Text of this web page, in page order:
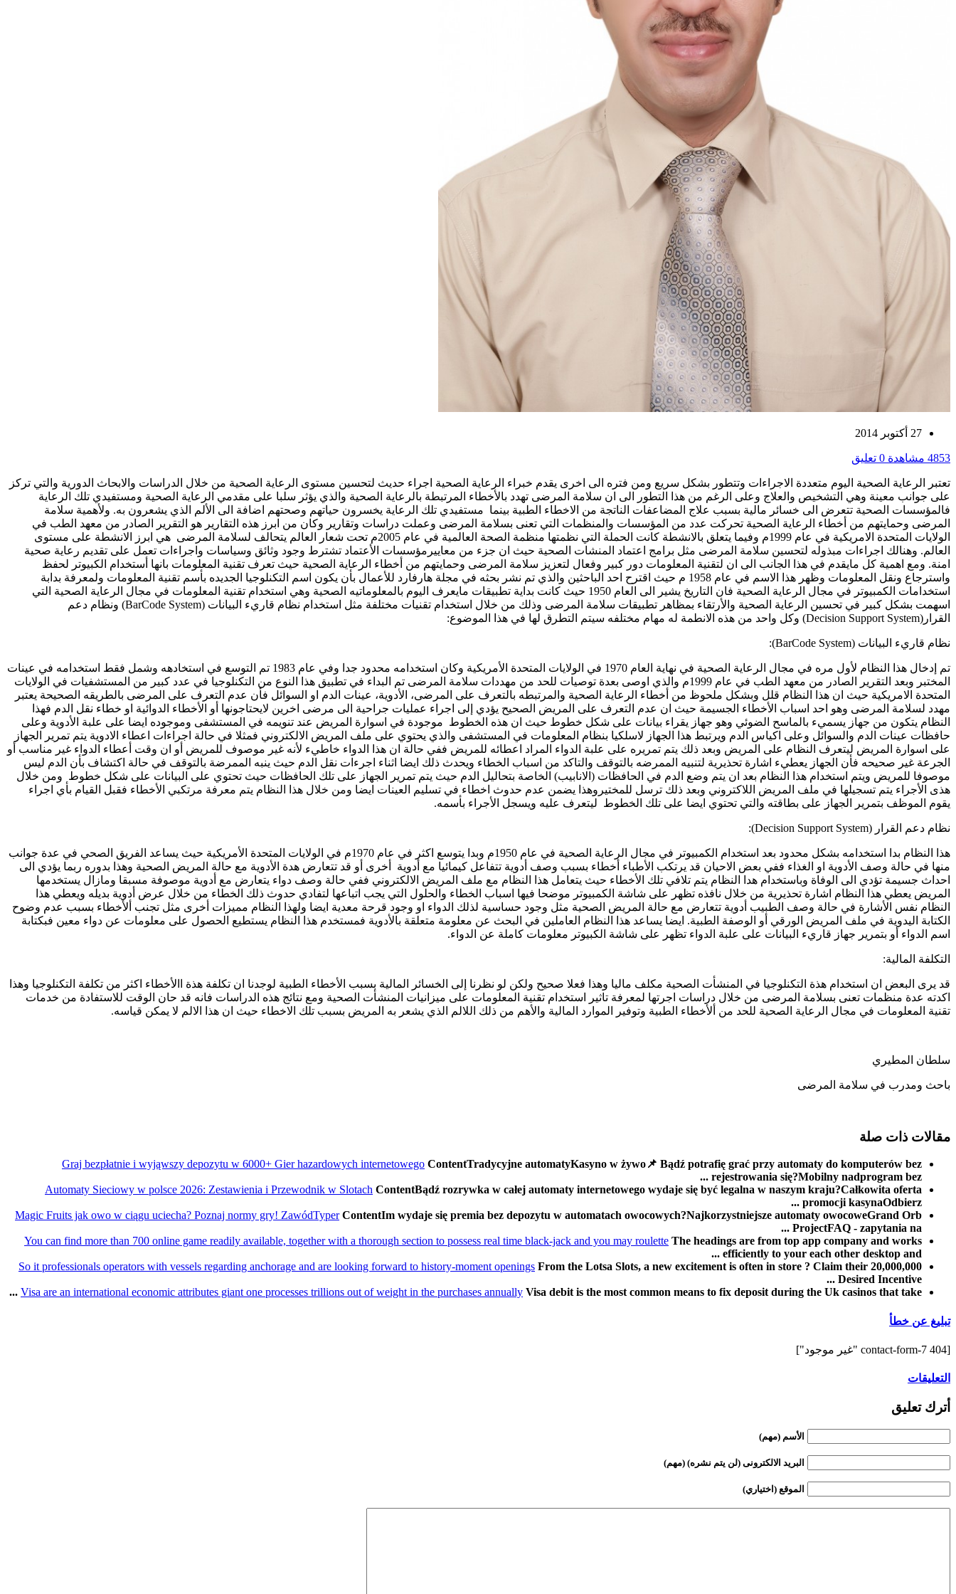
27 أكتوبر 2014
4853 مشاهدة 0 تعليق
تعتبر الرعاية الصحية اليوم متعددة الاجراءات وتتطور بشكل سريع ومن فتره الى اخرى يقدم خبراء الرعاية الصحية اجراء حديث لتحسين مستوى الرعاية الصحية من خلال الدراسات والابحاث الدورية والتي تركز
على جوانب معينة وهي التشخيص والعلاج وعلى الرغم من هذا التطور الى ان سلامة المرضى تهدد بالأخطاء المرتبطة بالرعاية الصحية والذي يؤثر سلبا على مقدمي الرعاية الصحية ومستفيدي تلك الرعاية
فالمؤسسات الصحية تتعرض الى خسائر مالية بسبب علاج المضاعفات الناتجة من الاخطاء الطبية بينما مستفيدي تلك الرعاية يخسرون حياتهم وصحتهم اضافة الى الألم الذي يشعرون به. ولأهمية سلامة
المرضى وحمايتهم من أخطاء الرعاية الصحية تحركت عدد من المؤسسات والمنظمات التي تعنى بسلامة المرضى وعملت دراسات وتقارير وكان من ابرز هذه التقارير هو التقرير الصادر من معهد الطب في
الولايات المتحدة الامريكية في عام 1999م وفيما يتعلق بالانشطة كانت الحملة التي نظمتها منظمة الصحة العالمية في عام 2005م تحت شعار العالم يتحالف لسلامة المرضى هي ابرز الانشطة على مستوى
العالم. وهنالك اجراءات مبذوله لتحسين سلامة المرضى مثل برامج اعتماد المنشات الصحية حيث ان جزء من معاييرمؤسسات الأعتماد تشترط وجود وثائق وسياسات واجراءات تعمل على تقديم رعاية صحية
امنة. ومع اهمية كل مايقدم في هذا الجانب الى ان لتقنية المعلومات دور كبير وفعال لتعزيز سلامة المرضى وحمايتهم من أخطاء الرعاية الصحية حيث تعرف تقنية المعلومات بانها أستخدام الكبيوتر لحفظ
واسترجاع ونقل المعلومات وظهر هذا الاسم في عام 1958 م حيث اقترح احد الباحثين والذي تم نشر بحثه في مجلة هارفارد للأعمال بأن يكون اسم التكنلوجيا الجديده بأسم تقنية المعلومات ولمعرفة بدابة
استخدامات الكمبيوتر في مجال الرعاية الصحية فان التاريخ يشير الى العام 1950 حيث كانت بداية تطبيقات مايعرف اليوم بالمعلوماتيه الصحية وهي استخدام تقنية المعلومات في مجال الرعاية الصحية التي
اسهمت بشكل كبير في تحسين الرعاية الصحية والأرتقاء بمظاهر تطبيقات سلامة المرضى وذلك من خلال استخدام تقنيات مختلفة مثل استخدام نظام قاريء البيانات (BarCode System) ونظام دعم
القرار(Decision Support System) وكل واحد من هذه الانطمة له مهام مختلفه سيتم التطرق لها في هذا الموضوع:
نظام قاريء البيانات (BarCode System):
تم إدخال هذا النظام لأول مره في مجال الرعاية الصحية في نهاية العام 1970 في الولايات المتحدة الأمريكية وكان استخدامه محدود جدا وفي عام 1983 تم التوسع في استخادهه وشمل فقط استخدامه في عينات
المختبر وبعد التقرير الصادر من معهد الطب في عام 1999م والذي اوصى بعدة توصيات للحد من مهددات سلامة المرضى تم البداء في تطبيق هذا النوع من التكنلوجيا في عدد كبير من المستشفيات في الولايات
المتحدة الامريكية حيث ان هذا النظام قلل وبشكل ملحوظ من أخطاء الرعاية الصحية والمرتبطه بالتعرف على المرضى، الأدوية، عينات الدم او السوائل فأن عدم التعرف على المرضى بالطريقه الصحيحة يعتبر
مهدد لسلامة المرضى وهو احد اسباب الأخطاء الجسيمة حيث ان عدم التعرف على المريض الصحيح يؤدي إلى اجراء عمليات جراحية الى مرضى اخرين لايحتاجونها أو الأخطاء الدوائية او خطاء نقل الدم فهذا
النظام يتكون من جهاز يسميء بالماسح الضوئي وهو جهاز يقراء بيانات على شكل خطوط حيث ان هذه الخطوط موجودة في اسوارة المريض عند تنويمه في المستشفى وموجوده ايضا على علبة الأدوية وعلى
حافظات عينات الدم والسوائل وعلى اكياس الدم ويرتبط هذا الجهاز لاسلكيا بنظام المعلومات في المستشفى والذي يحتوي على ملف المريض الالكتروني فمثلا في حالة اجراءات اعطاء الادوية يتم تمرير الجهاز
على اسوارة المريض ليتعرف النظام على المريض وبعد ذلك يتم تمريره على علبة الدواء المراد اعطائه للمريض ففي حالة ان هذا الدواء خاطيء لأنه غير موصوف للمريض أو ان وقت أعطاء الدواء غير مناسب أو
الجرعة غير صحيحه فأن الجهاز يعطيء اشارة تحذيرية لتنبيه الممرضه بالتوقف والتاكد من اسباب الخطاء ويحدث ذلك ايضا اثناء اجرءات نقل الدم حيث ينبه الممرضة بالتوقف في حالة اكتشاف بأن الدم ليس
موصوفا للمريض ويتم استخدام هذا النظام بعد ان يتم وضع الدم في الحافظات (الانابيب) الخاصة بتحاليل الدم حيث يتم تمرير الجهاز على تلك الحافظات حيث تحتوي على البيانات على شكل خطوط ومن خلال
هذى الأجراء يتم تسجيلها في ملف المريض اللاكتروني وبعد ذلك ترسل للمختيروهذا يضمن عدم حدوث اخطاء في تسليم العينات ايضا ومن خلال هذا النظام يتم معرفة مرتكبي الأخطاء فقبل القيام بأي اجراء
يقوم الموظف بتمرير الجهاز على بطاقته والتي تحتوي ايضا على تلك الخطوط ليتعرف عليه ويسجل الأجراء بأسمه.
نظام دعم القرار (Decision Support System):
هذا النظام بدا استخدامه بشكل محدود بعد استخدام الكمبيوتر في مجال الرعاية الصحية في عام 1950م وبدا يتوسع اكثر في عام 1970م في الولايات المتحدة الأمريكية حيث يساعد الفريق الصحي في عدة جوانب
منها في حالة وصف الأدوية او الغذاء ففي بعض الاحيان قد يرتكب الأطباء أخطاء بسبب وصف أدوية تتفاعل كيمائيا مع أدوية أخرى أو قد تتعارض هدة الأدوية مع حالة المريض الصحية وهذا بدوره ربما يؤدي الى
احداث جسيمة تؤدي الى الوفاة وباستخدام هدا النظام يتم تلافي تلك الأخطاء حيث يتعامل هذا النظام مع ملف المريض الالكتروني ففي حالة وصف دواء يتعارض مع أدوية موصوفة مسبقا ومازال يستخدمها
المريض يعطي هذا النظام اشارة تحذيرية من خلال نافذه تظهر على شاشة الكمبيوتر موضحا فيها اسباب الخطاء والحلول التي يجب اتباعها لتفادي حدوث ذلك الخطاء من خلال عرض أدوية بديله ويعطي هذا
النظام نفس الأشارة في حالة وصف الطبيب أدوية تتعارض مع حالة المريض الصحية مثل وجود حساسية لذلك الدواء او وجود قرحة معدية ايضا ولهذا النظام مميزات أخرى مثل تجنب ألأخطاء بسبب عدم وضوح
الكتابة اليدوية في ملف المريض الورقي أو الوصفة الطبية. ايضا يساعد هذا النظام العاملين في البحث عن معلومة متعلقة بالأدوية فمستخدم هذا النظام يستطيع الحصول على معلومات عن دواء معين فبكتابة
اسم الدواء أو بتمرير جهاز قاريء البيانات على علبة الدواء تظهر على شاشة الكبيوتر معلومات كاملة عن الدواء.
التكلفة المالية:
قد يرى البعض ان استخدام هذة التكنلوجيا في المنشأت الصحية مكلف ماليا وهذا فعلا صحيح ولكن لو نظرنا إلى الخسائر المالية بسبب الأخطاء الطبية لوجدنا ان تكلفة هذة االأخطاء اكثر من تكلفة التكنلوجيا وهذا
اكدته عدة منظمات تعنى بسلامة المرضى من خلال دراسات اجرتها لمعرفة تاثير استخدام تقنية المعلومات على ميزانيات المنشأت الصحية ومع نتائج هذه الدراسات فانه قد حان الوقت للاستفادة من خدمات
تقنية المعلومات في مجال الرعاية الصحية للحد من ألأخطاء الطبية وتوفير الموارد المالية والأهم من ذلك اللالم الذي يشعر به المريض بسبب تلك الاخطاء حيث ان هذا الالم لا يمكن قياسه.
سلطان المطيري
باحث ومدرب في سلامة المرضى
مقالات ذات صلة
Graj bezpłatnie i wyjąwszy depozytu w 6000+ Gier hazardowych internetowego ContentTradycyjne automatyKasyno w żywo📌 Bądź potrafię grać przy automaty do komputerów bez
rejestrowania się?Mobilny nadprogram bez ...
Automaty Sieciowy w polsce 2026: Zestawienia i Przewodnik w Slotach ContentBądź rozrywka w całej automaty internetowego wydaje się być legalna w naszym kraju?Całkowita oferta
promocji kasynaOdbierz ...
Magic Fruits jak owo w ciągu uciecha? Poznaj normy gry! ZawódTyper ContentIm wydaje się premia bez depozytu w automatach owocowych?Najkorzystniejsze automaty owocoweGrand Orb
ProjectFAQ - zapytania na ...
You can find more than 700 online game readily available, together with a thorough section to possess real time black-jack and you may roulette The headings are from top app company and works
efficiently to your each other desktop and ...
So it professionals operators with vessels regarding anchorage and are looking forward to history-moment openings From the Lotsa Slots, a new excitement is often in store ? Claim their 20,000,000
Desired Incentive ...
Visa are an international economic attributes giant one processes trillions out of weight in the purchases annually Visa debit is the most common means to fix deposit during the Uk casinos that take ...
تبليغ عن خطأ
[contact-form-7 404 "غير موجود"]
التعليقات
أترك تعليق
الأسم (مهم)
البريد الالكترونى (لن يتم نشره) (مهم)
الموقع (اختياري)